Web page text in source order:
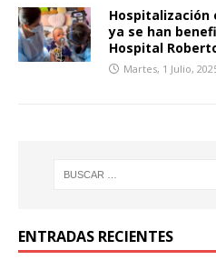
Hospitalización
ya se han
Hospital
Martes, 1 Julio,
ENTRADAS RECIENTES